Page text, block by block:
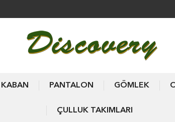
KABAN PANTALON GÖMLEK
ÇULLUK TAKIMLARI